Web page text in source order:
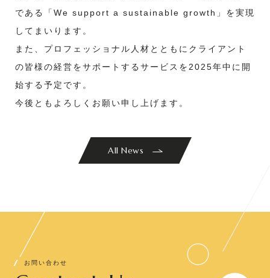
である「We support a sustainable growth」を実現
してまいります。
また、プロフェッショナル人材とともにクライアント
の皆様の経営をサポートするサービスを2025年中に開
始する予定です。
今後ともよろしくお願い申し上げます。
All News
お問い合わせ